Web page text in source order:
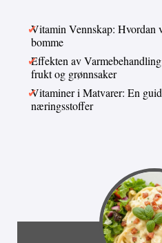
Vitamin Vennskap: Hvordan
bomme
Effekten av
frukt og grønnsaker
Vitaminer i Matvarer: En
næringsstoffer